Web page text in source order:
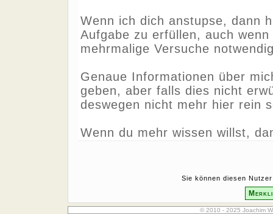
Wenn ich dich anstupse, dann
Aufgabe zu erfüllen, auch
mehrmalige Versuche
Genaue Informationen über
geben, aber falls dies nicht
deswegen nicht mehr hier rein
Wenn du mehr wissen willst,
Sie können diesen
© 2010 - 2025 Joachim